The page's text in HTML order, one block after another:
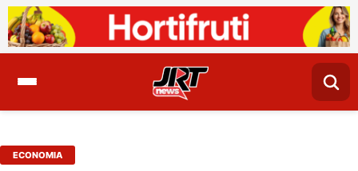
ECONOMIA